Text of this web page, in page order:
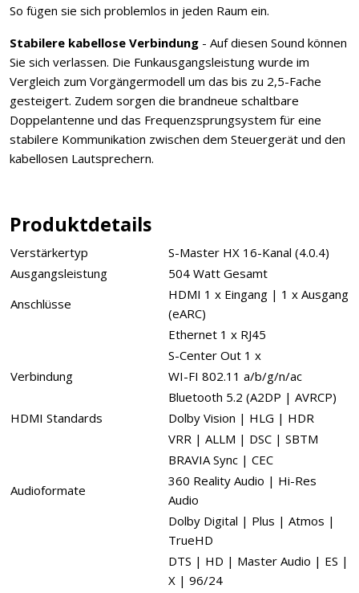
So fügen sie sich problemlos in jeden Raum ein.
Stabilere kabellose Verbindung - Auf diesen Sound können
Sie sich verlassen. Die Funkausgangsleistung wurde im
Vergleich zum Vorgängermodell um das bis zu 2,5-Fache
gesteigert. Zudem sorgen die brandneue schaltbare
Doppelantenne und das Frequenzsprungsystem für eine
stabilere Kommunikation zwischen dem Steuergerät und den
kabellosen Lautsprechern.
Produktdetails
Verstärkertyp
S-Master HX 16-Kanal (4.0.4)
Ausgangsleistung
504 Watt Gesamt
Anschlüsse
HDMI 1 x Eingang | 1 x Ausgang
(eARC)
Ethernet 1 x RJ45
S-Center Out 1 x
Verbindung
WI-FI 802.11 a/b/g/n/ac
Bluetooth 5.2 (A2DP | AVRCP)
HDMI Standards
Dolby Vision | HLG | HDR
VRR | ALLM | DSC | SBTM
BRAVIA Sync | CEC
Audioformate
360 Reality Audio | Hi-Res
Audio
Dolby Digital | Plus | Atmos |
TrueHD
DTS | HD | Master Audio | ES |
X | 96/24